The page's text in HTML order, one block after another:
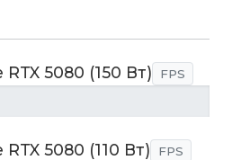
5080 (150 Вт) FPS
5080 (110 Вт) FPS